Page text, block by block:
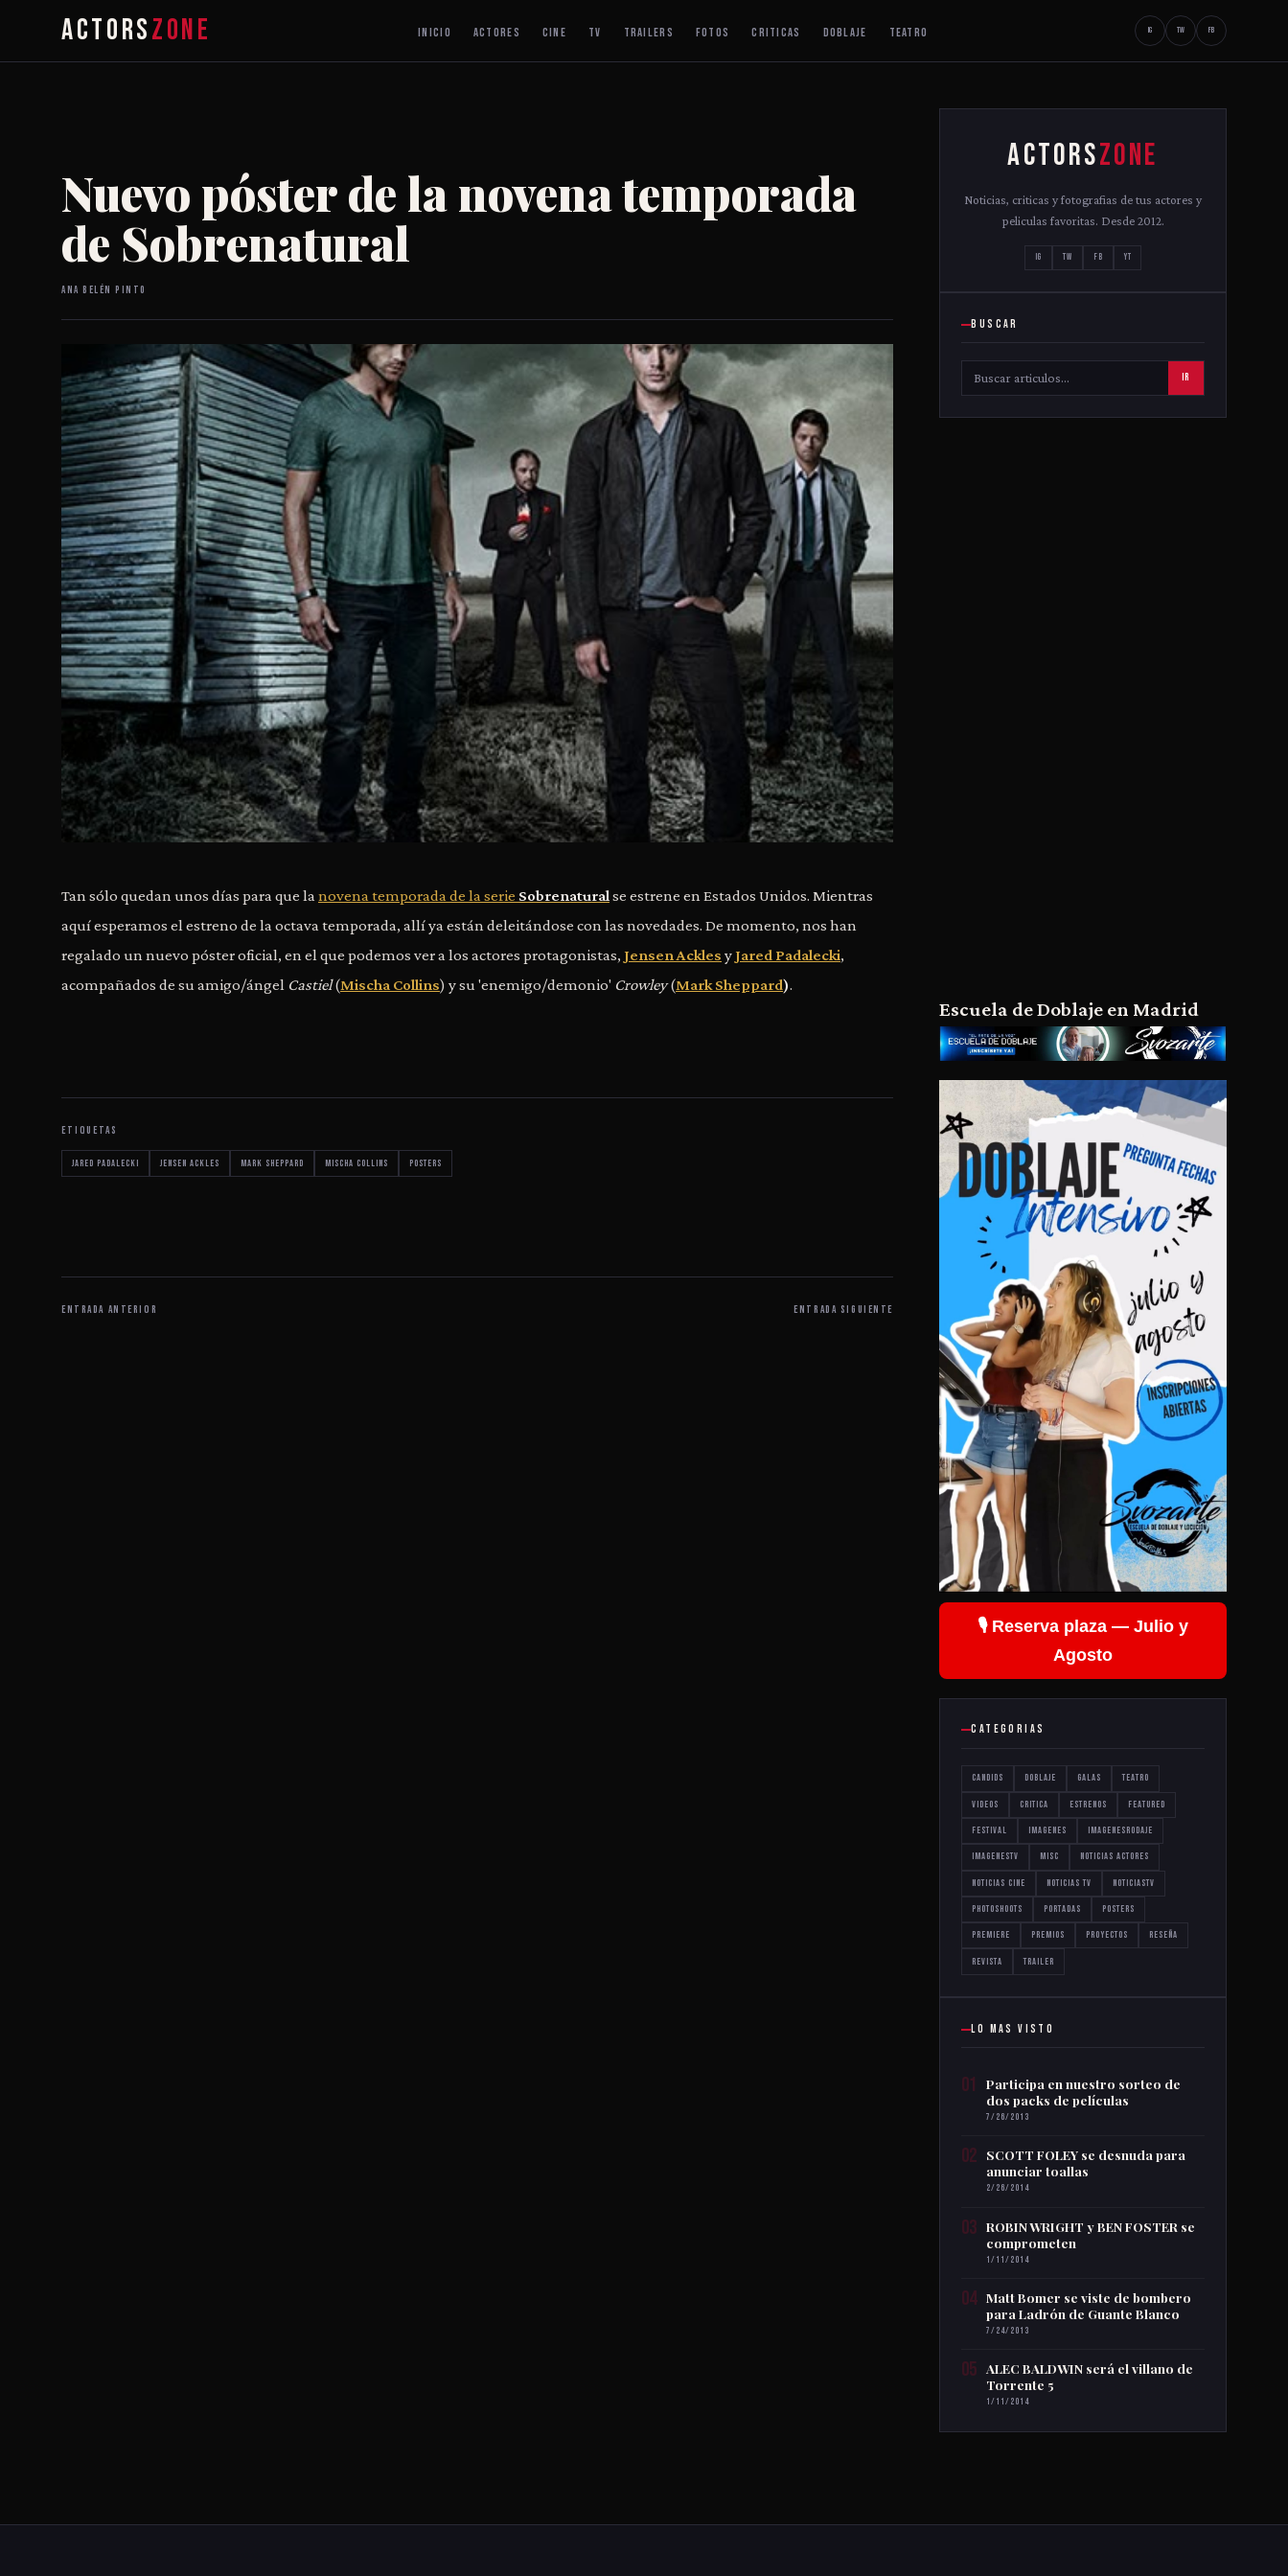
ACTORSZONE INICIO ACTORES CINE TV TRAILERS FOTOS CRITICAS DOBLAJE TEATRO IG TW FB
Nuevo póster de la novena temporada
de Sobrenatural
Ana Belén Pinto
Tan sólo quedan unos días para que la novena temporada de la serie Sobrenaturalse estrene en Estados Unidos. Mientras
aquí esperamos el estreno de la octava temporada, allí ya están deleitándose con las novedades. De momento, nos han
regalado un nuevo póster oficial, en el que podemos ver a los actores protagonistas, Jensen Ackles y Jared Padalecki,
acompañados de su amigo/ángel Castiel(Mischa Collins) y su 'enemigo/demonio' Crowley(Mark Sheppard).
ETIQUETAS
Jared Padalecki Jensen Ackles Mark Sheppard Mischa Collins posters
ENTRADA ANTERIOR ENTRADA SIGUIENTE
ACTORSZONE
Noticias, criticas y fotografias de tus actores y
peliculas favoritas. Desde 2012.
IG TW FB YT
BUSCAR
IR
Escuela de Doblaje en Madrid
🎙️ Reserva plaza — Julio y
Agosto
CATEGORIAS
Candids Doblaje Galas Teatro
Videos critica estrenos featured
festival imagenes imagenesrodaje
imagenestv misc noticias actores
noticias cine noticias tv noticiastv
photoshoots portadas posters
premiere premios proyectos reseña
revista trailer
LO MAS VISTO
01
Participa en nuestro sorteo de
dos packs de películas
7/26/2013
02
SCOTT FOLEY se desnuda para
anunciar toallas
2/26/2014
03 ROBIN WRIGHT y BEN FOSTER se
comprometen
1/11/2014
04 Matt Bomer se viste de bombero
para Ladrón de Guante Blanco
7/24/2013
05
ALEC BALDWIN será el villano de
Torrente 5
1/11/2014